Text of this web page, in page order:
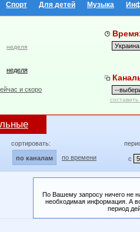
Спорт Для детей Музыка
неделя
неделя
и скоро
сортировать:
по каналам по времени с
По Вашему запросу ничего не
необходимая информация. А
период